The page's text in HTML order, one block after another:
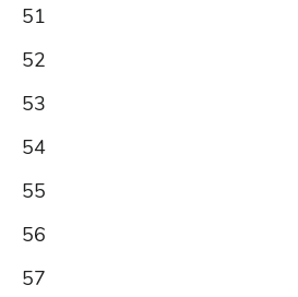
51
52
53
54
55
56
57